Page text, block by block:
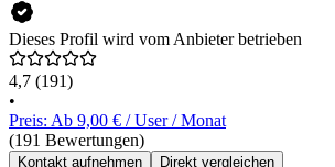
Dieses Profil wird vom Anbieter betrieben
4,7 (191)
•
Preis: Ab 9,00 € / User / Monat
(191 Bewertungen)
Kontakt aufnehmen Direkt vergleichen